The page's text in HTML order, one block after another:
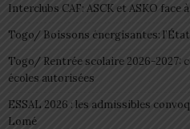
Interclubs CAF: ASCK et ASKO face
Togo/ Boissons énergisantes:
Togo/ Rentrée scolaire 2026-2027:
écoles autorisées
ESSAL 2026 : les admissibles
Lomé